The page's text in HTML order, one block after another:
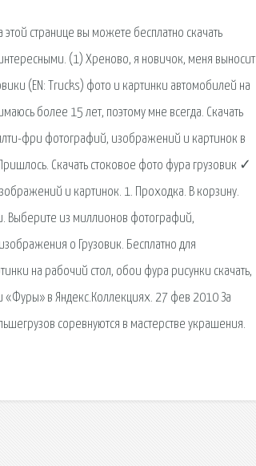
странице вы можете бесплатно скачать
(1) Хреново, я новичок, меня выносит
(EN: Trucks) фото и картинки автомобилей на
более 15 лет, поэтому мне всегда. Скачать
фри фотографий, изображений и картинок в
Скачать стоковое фото фура грузовик ✓
и картинок. 1. Проходка. В корзину.
Выберите из миллионов фотографий,
о Грузовик. Бесплатно для
на рабочий стол, обои фура рисунки скачать,
«Фуры» в Яндекс.Коллекциях. 27 фев 2010 За
соревнуются в мастерстве украшения.